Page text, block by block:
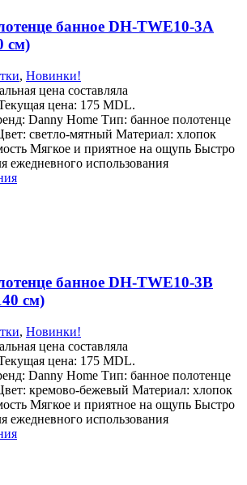
банное DH-TWE10-3A
см)
, Новинки!
цена составляла
цена: 175 MDL.
Danny Home Тип: банное полотенце
светло-мятный Материал: хлопок
Мягкое и приятное на ощупь Быстро
ежедневного использования
банное DH-TWE10-3B
см)
, Новинки!
цена составляла
цена: 175 MDL.
Danny Home Тип: банное полотенце
кремово-бежевый Материал: хлопок
Мягкое и приятное на ощупь Быстро
ежедневного использования